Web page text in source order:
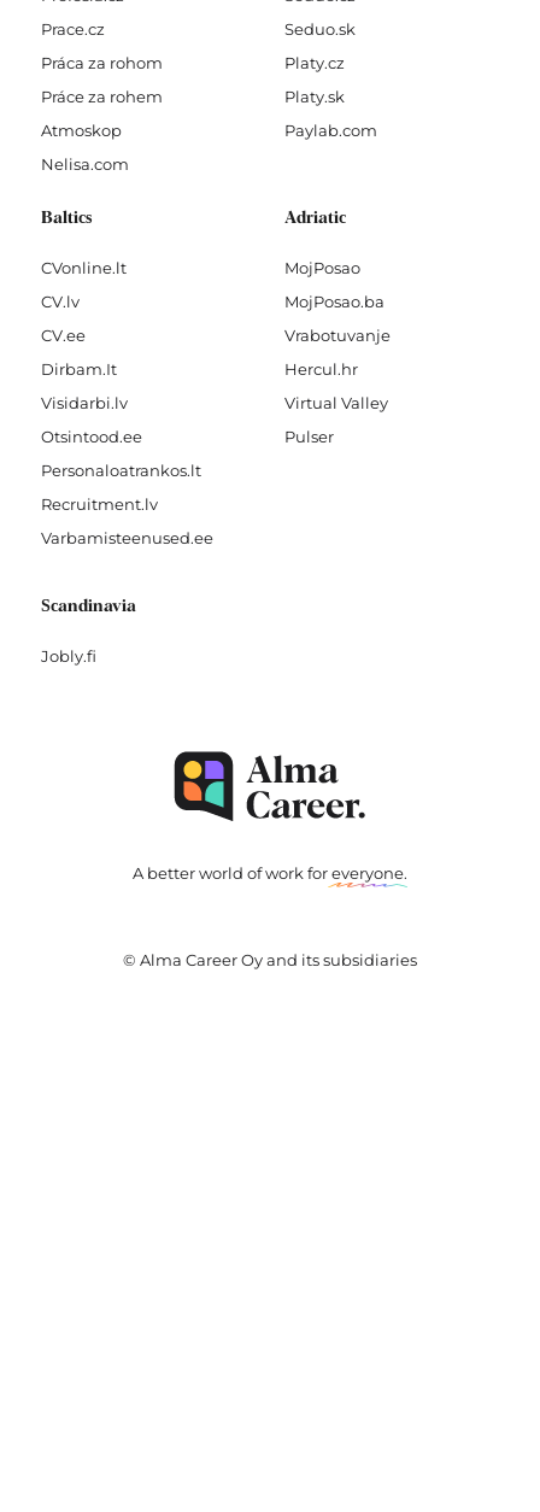
Prace.cz
Práca za rohom
Práce za rohem
Atmoskop
Nelisa.com
Seduo.sk
Platy.cz
Platy.sk
Paylab.com
Baltics
CVonline.lt
CV.lv
CV.ee
Dirbam.It
Visidarbi.lv
Otsintood.ee
Personaloatrankos.lt
Recruitment.lv
Varbamisteenused.ee
Adriatic
MojPosao
MojPosao.ba
Vrabotuvanje
Hercul.hr
Virtual Valley
Pulser
Scandinavia
Jobly.fi
A better world of work foreveryone.
© Alma Career Oy and its subsidiaries